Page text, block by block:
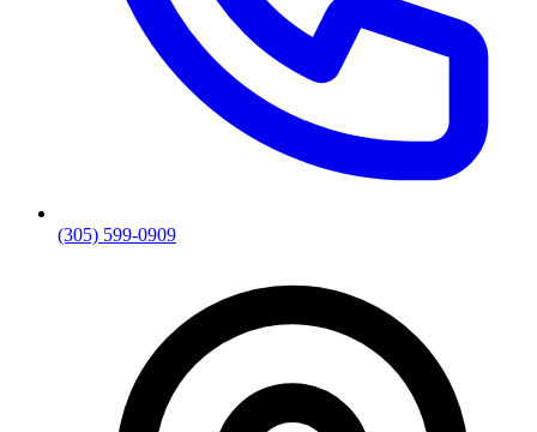
(305) 599-0909